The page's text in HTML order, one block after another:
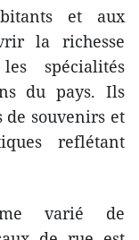
et aux
la richesse
spécialités
du pays. Ils
de souvenirs et
reflétant
varié de